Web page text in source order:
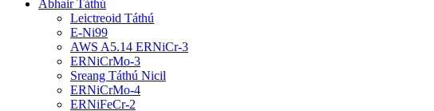
Ábhair Táthú
Leictreoid Táthú
E-Ni99
AWS A5.14 ERNiCr-3
ERNiCrMo-3
Sreang Táthú Nicil
ERNiCrMo-4
ERNiFeCr-2